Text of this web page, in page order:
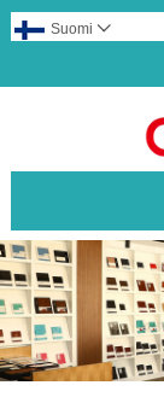
Suomi 